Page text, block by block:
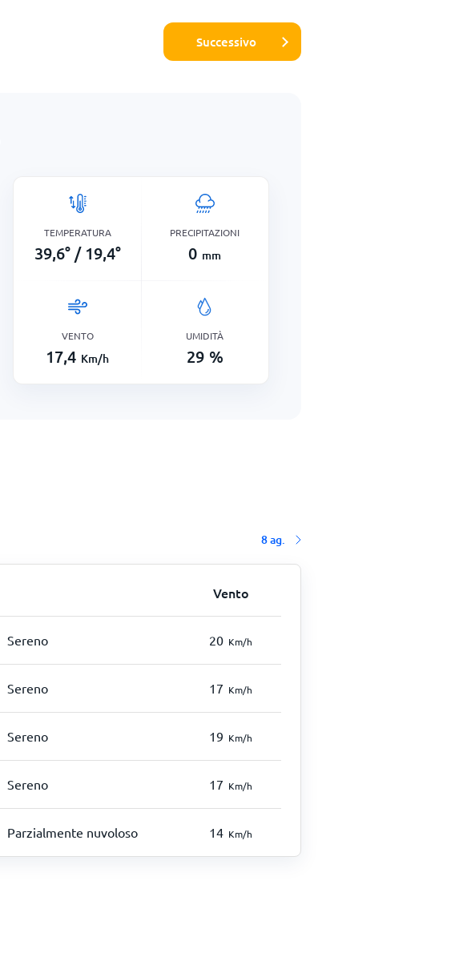
Successivo
TEMPERATURA
39,6° / 19,4°
PRECIPITAZIONI
0 mm
VENTO
17,4 Km/h
UMIDITÀ
29 %
8 ag.
Vento
Sereno 20 Km/h
Sereno 17 Km/h
Sereno 19 Km/h
Sereno 17 Km/h
Parzialmente nuvoloso 14 Km/h